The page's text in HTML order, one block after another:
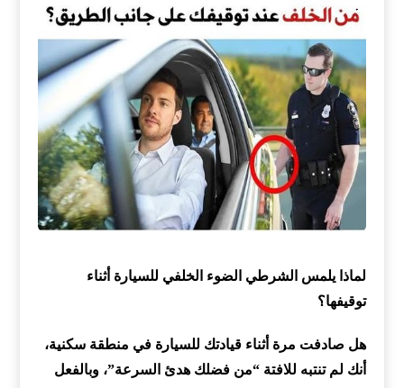
لماذا يلمس الشرطي الضوء الخلفي للسيارة أثناء
توقيفها؟
هل صادفت مرة أثناء قيادتك للسيارة في منطقة سكنية،
أنك لم تنتبه للافتة “من فضلك هدئ السرعة”، وبالفعل